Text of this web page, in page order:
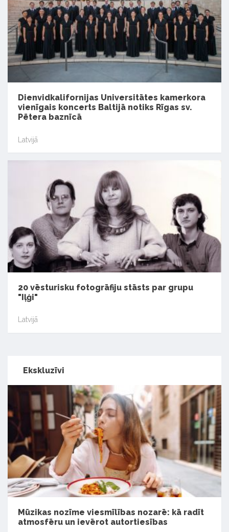
Dienvidkalifornijas Universitātes kamerkora
vienīgais koncerts Baltijā notiks Rīgas sv.
Pētera baznīcā
Latvijā
20 vēsturisku fotogrāfiju stāsts par grupu
"Iļģi"
Latvijā
Ekskluzīvi
Mūzikas nozīme viesmīlības nozarē: kā radīt
atmosfēru un ievērot autortiesības